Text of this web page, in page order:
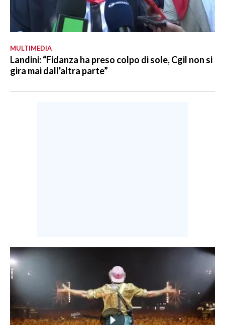
MULTIMEDIA
Landini: “Fidanza ha preso colpo di sole, Cgil non si
gira mai dall'altra parte”